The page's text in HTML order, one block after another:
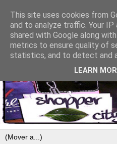
This site uses cookies from
and to analyze traffic. Your
shared with Google along
metrics to ensure quality of
statistics, and to detect and
LEARN